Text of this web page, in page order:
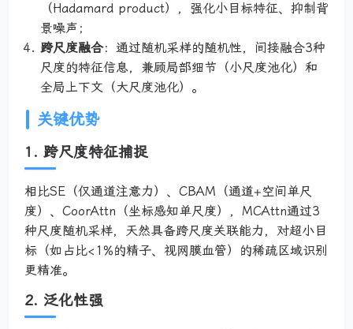
（Hadamard product），强化小目标特征、抑制背
景噪声；
跨尺度融合：通过随机采样的随机性，间接融合3种
尺度的特征信息，兼顾局部细节（小尺度池化）和
全局上下文（大尺度池化）。
关键优势
1. 跨尺度特征捕捉
相比SE（仅通道注意力）、CBAM（通道+空间单尺
度）、CoorAttn（坐标感知单尺度），MCAttn通过3
种尺度随机采样，天然具备跨尺度关联能力，对超小目
标（如占比<1%的精子、视网膜血管）的稀疏区域识别
更精准。
2. 泛化性强